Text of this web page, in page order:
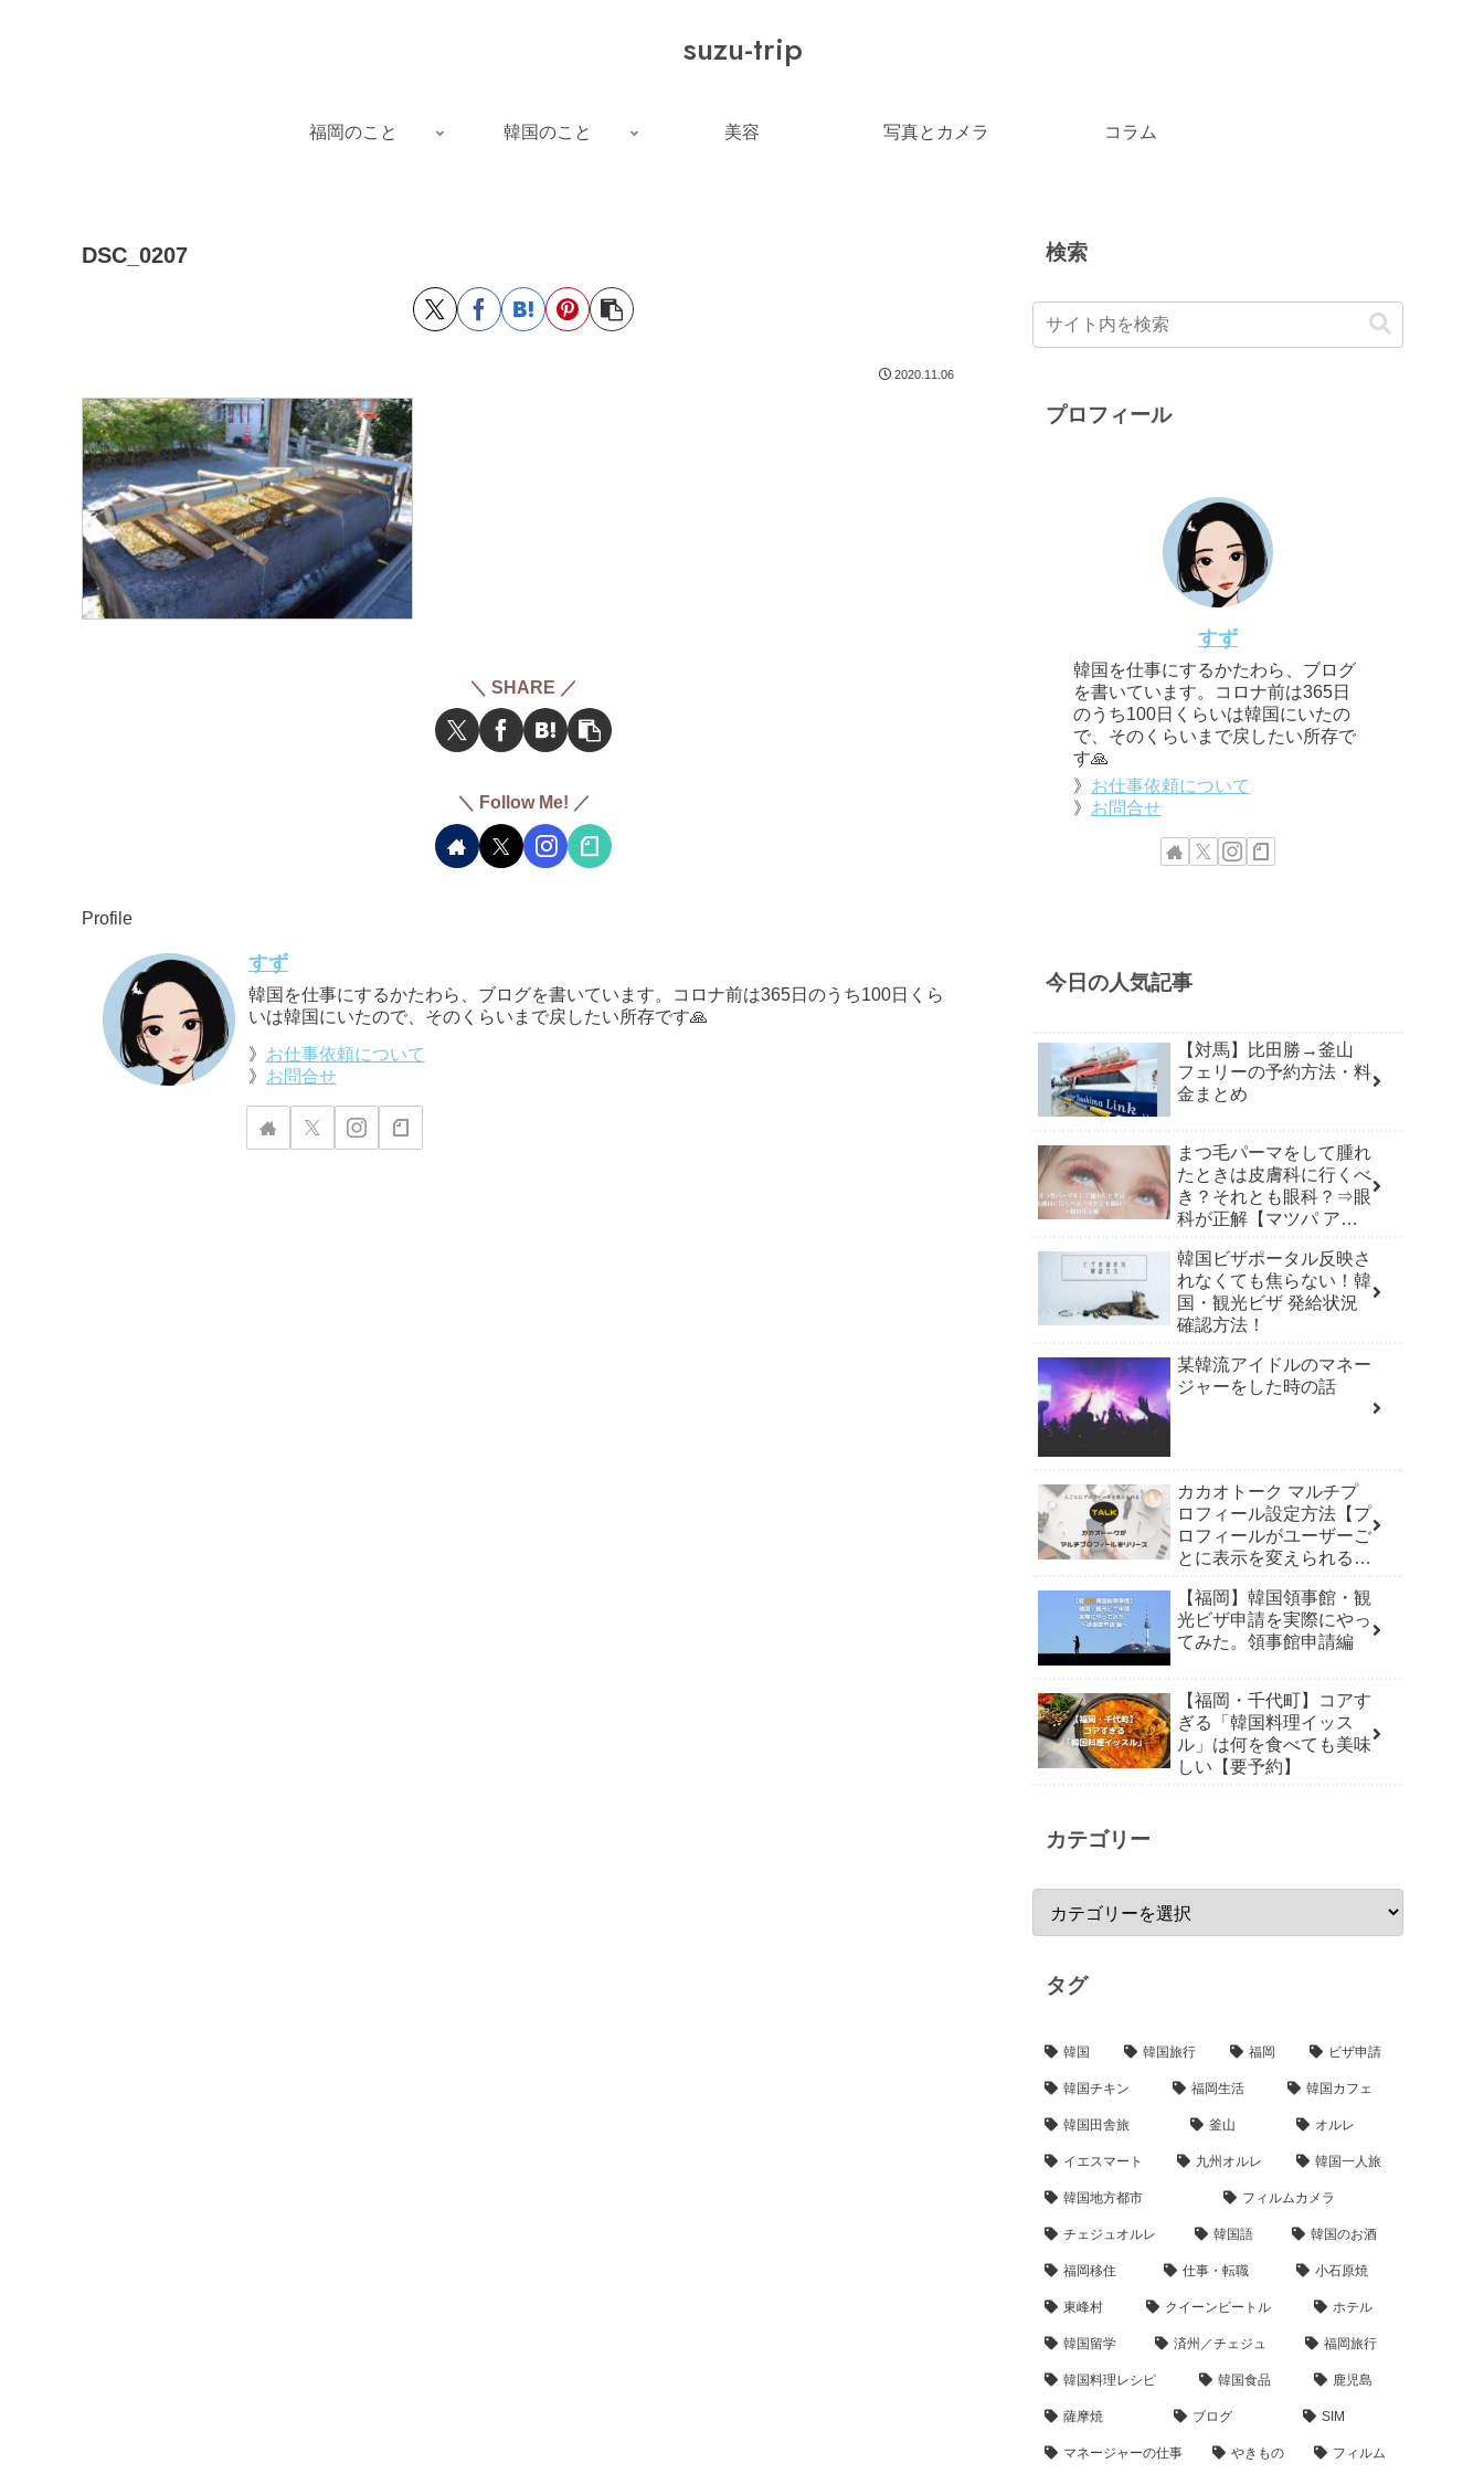
suzu-trip
福岡のこと 韓国のこと 美容 写真とカメラ コラム
DSC_0207
2020.11.06
＼ SHARE ／
＼ Follow Me! ／
Profile
すず
韓国を仕事にするかたわら、ブログを書いています。コロナ前は365日のうち100日くら
いは韓国にいたので、そのくらいまで戻したい所存です🙏
》 お仕事依頼について
》 お問合せ
検索
プロフィール
すず
韓国を仕事にするかたわら、ブログ
を書いています。コロナ前は365日
のうち100日くらいは韓国にいたの
で、そのくらいまで戻したい所存で
す🙏
》 お仕事依頼について
》 お問合せ
今日の人気記事
【対馬】比田勝→釜山
フェリーの予約方法・料
金まとめ
まつ毛パーマをして腫れ
たときは皮膚科に行くべ
き？それとも眼科？⇒眼
科が正解【マツパ アレ
韓国ビザポータル反映さ
れなくても焦らない！韓
国・観光ビザ 発給状況
確認方法！
某韓流アイドルのマネー
ジャーをした時の話
カカオトーク マルチプ
ロフィール設定方法【プ
ロフィールがユーザーご
とに表示を変えられる機
【福岡】韓国領事館・観
光ビザ申請を実際にやっ
てみた。領事館申請編
【福岡・千代町】コアす
ぎる「韓国料理イッス
ル」は何を食べても美味
しい【要予約】
カテゴリー
タグ
韓国 韓国旅行 福岡 ビザ申請
韓国チキン 福岡生活 韓国カフェ
韓国田舎旅 釜山 オルレ
イエスマート 九州オルレ 韓国一人旅
韓国地方都市 フィルムカメラ
チェジュオルレ 韓国語 韓国のお酒
福岡移住 仕事・転職 小石原焼
東峰村 クイーンビートル ホテル
韓国留学 済州／チェジュ 福岡旅行
韓国料理レシピ 韓国食品 鹿児島
薩摩焼 ブログ SIM
マネージャーの仕事 やきもの フィルム